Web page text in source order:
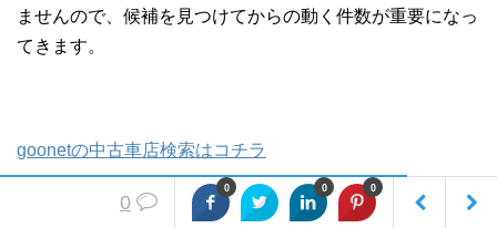
ませんので、候補を見つけてからの動く件数が重要になっ
てきます。
goonetの中古車店検索はコチラ
0 0 0
0